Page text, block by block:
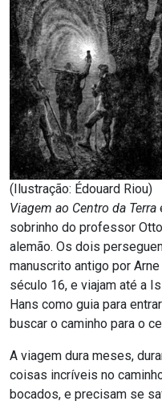
(Ilustração: Édouard Riou)
Viagem ao Centro da Terra
sobrinho do professor
alemão. Os dois
manuscrito antigo por
século 16, e viajam até a
Hans como guia para
buscar o caminho para o
A viagem dura meses,
coisas incríveis no
bocados, e precisam se